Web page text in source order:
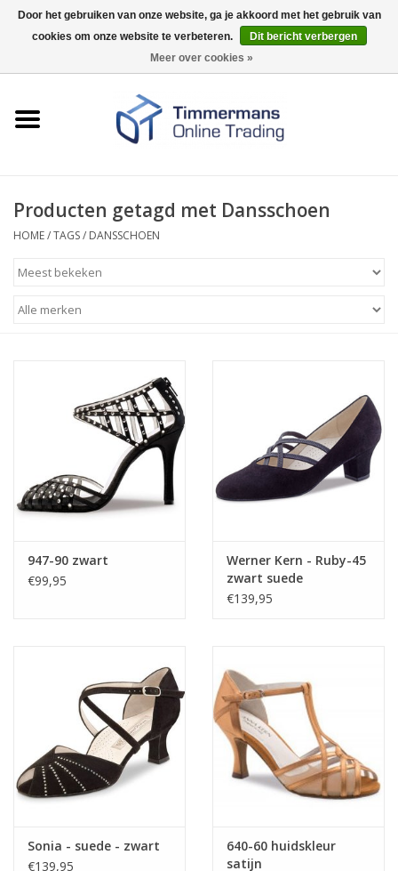
0 Artikelen - €0,00
Merken
Producten getagd met Dansschoen
HOME/TAGS/ DANSSCHOEN
947-90 zwart
€99,95
Werner Kern - Ruby-45
zwart suede
€139,95
Sonia - suede - zwart
€139,95
640-60 huidskleur
satijn
Door het gebruiken van onze website, ga je akkoord met het gebruik van
cookies om onze website te verbeteren.
Dit bericht verbergen
Meer over cookies »